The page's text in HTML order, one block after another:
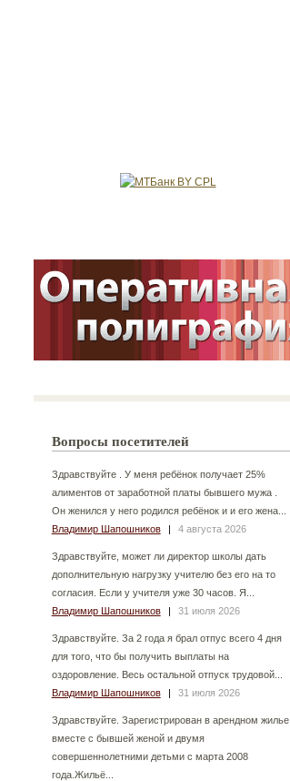
Вопросы посетителей
Здравствуйте . У меня ребёнок получает 25%
алиментов от заработной платы бывшего мужа .
Он женился у него родился ребёнок и и его жена...
Владимир Шапошников
| 4 августа 2026
Здравствуйте, может ли директор школы дать
дополнительную нагрузку учителю без его на то
согласия. Если у учителя уже 30 часов. Я...
Владимир Шапошников
| 31 июля 2026
Здравствуйте. За 2 года я брал отпус всего 4 дня
для того, что бы получить выплаты на
оздоровление. Весь остальной отпуск трудовой...
Владимир Шапошников
| 31 июля 2026
Здравствуйте. Зарегистрирован в арендном жилье
вместе с бывшей женой и двумя
совершеннолетними детьми с марта 2008
года.Жильё...